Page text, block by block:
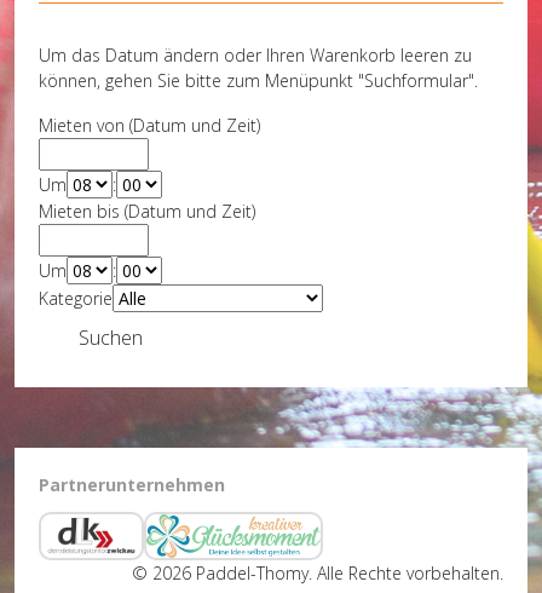
Um das Datum ändern oder Ihren Warenkorb leeren zu
können, gehen Sie bitte zum Menüpunkt "Suchformular".
Mieten von (Datum und Zeit)
Um
:
Mieten bis (Datum und Zeit)
Um
:
Kategorie
Suchen
Partnerunternehmen
© 2026 Paddel-Thomy. Alle Rechte vorbehalten.